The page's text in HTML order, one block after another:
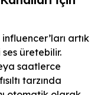
artık
üretebilir.
saatlerce
tarzında